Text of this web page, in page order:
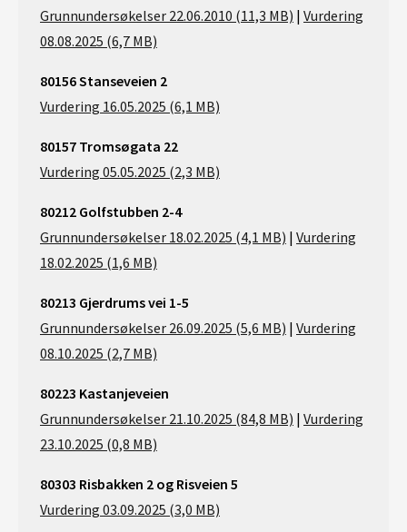
Grunnundersøkelser 22.06.2010 (11,3 MB) | Vurdering
08.08.2025 (6,7 MB)
80156 Stanseveien 2
Vurdering 16.05.2025 (6,1 MB)
80157 Tromsøgata 22
Vurdering 05.05.2025 (2,3 MB)
80212 Golfstubben 2-4
Grunnundersøkelser 18.02.2025 (4,1 MB) | Vurdering
18.02.2025 (1,6 MB)
80213 Gjerdrums vei 1-5
Grunnundersøkelser 26.09.2025 (5,6 MB) | Vurdering
08.10.2025 (2,7 MB)
80223 Kastanjeveien
Grunnundersøkelser 21.10.2025 (84,8 MB) | Vurdering
23.10.2025 (0,8 MB)
80303 Risbakken 2 og Risveien 5
Vurdering 03.09.2025 (3,0 MB)